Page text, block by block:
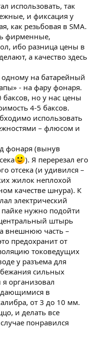
использовать, так
и фиксация у
как резьбовая в SMA.
фирменные,
ибо разница цены в
а качество здесь
одному на батарейный
- на фару фонаря.
но у нас цены
4-5 баксов.
использовать
– флюсом и
фонаря (вынув
). Я перерезал его
отсека (и удивился –
жилок неплохой
качестве шнура). К
электрический
пайке нужно подойти
штырь
внешнюю часть –
предохранит от
токоведущих
у разъема для
сильных
я организовал
в
от 3 до 10 мм.
и делать все
понравился